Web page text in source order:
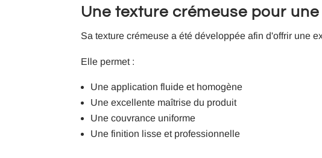
Une texture crémeuse pour
Sa texture crémeuse a été développée afin d'offrir une
Elle permet :
Une application fluide et homogène
Une excellente maîtrise du produit
Une couvrance uniforme
Une finition lisse et professionnelle